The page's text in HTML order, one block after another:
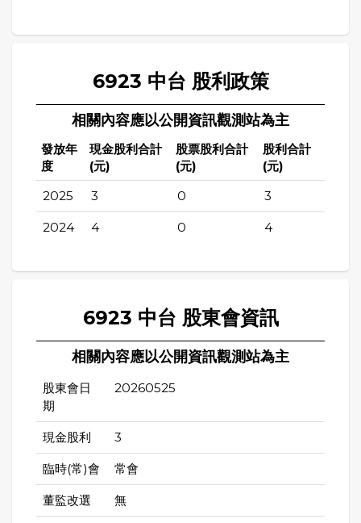
6923 中台 股利政策
相關內容應以公開資訊觀測站為主
發放年
度
現金股利合計
(元)
股票股利合計
(元)
股利合計
(元)
2025 3 0 3
2024 4 0 4
6923 中台 股東會資訊
相關內容應以公開資訊觀測站為主
股東會日
期
20260525
現金股利 3
臨時(常)會 常會
董監改選 無